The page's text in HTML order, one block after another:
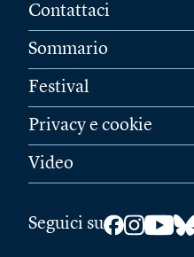
Contattaci
Sommario
Festival
Privacy e cookie
Video
Seguici su